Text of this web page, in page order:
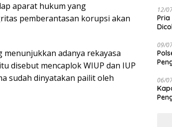
aparat hukum yang
pemberantasan korupsi akan
menunjukkan adanya rekayasa
disebut mencaplok WIUP dan IUP
sudah dinyatakan pailit oleh
12/
09/
06/